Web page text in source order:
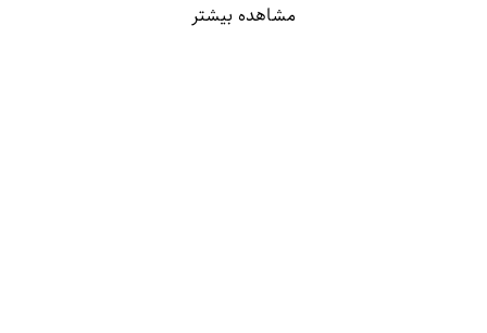
مشاهده بیشتر